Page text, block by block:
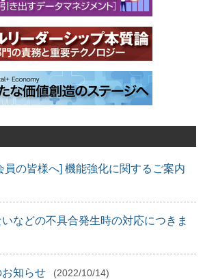
員の皆様へ] 機能強化に関するご案内
などの不具合発生時の対応につきま
知らせ (2022/10/14)